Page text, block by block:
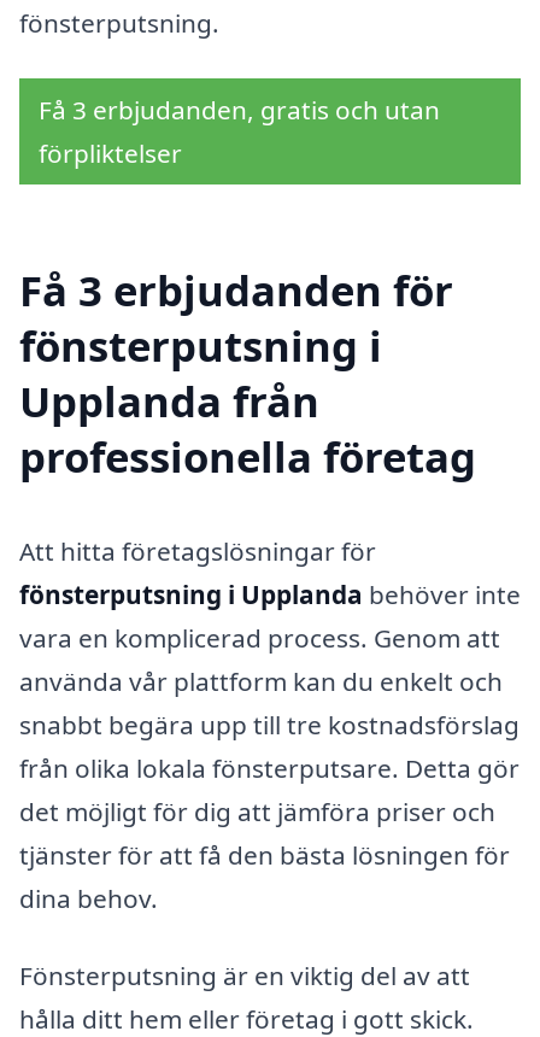
fönsterputsning.
Få 3 erbjudanden, gratis och utan
förpliktelser
Få 3 erbjudanden för
fönsterputsning i
Upplanda från
professionella företag
Att hitta företagslösningar för
fönsterputsning i Upplanda behöver inte
vara en komplicerad process. Genom att
använda vår plattform kan du enkelt och
snabbt begära upp till tre kostnadsförslag
från olika lokala fönsterputsare. Detta gör
det möjligt för dig att jämföra priser och
tjänster för att få den bästa lösningen för
dina behov.
Fönsterputsning är en viktig del av att
hålla ditt hem eller företag i gott skick.